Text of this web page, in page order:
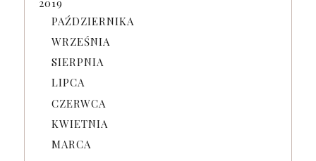
2019
PAŹDZIERNIKA
WRZEŚNIA
SIERPNIA
LIPCA
CZERWCA
KWIETNIA
MARCA